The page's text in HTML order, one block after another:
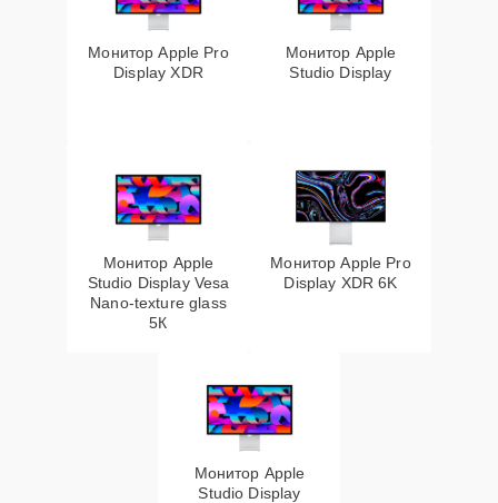
Монитор Apple Pro
Display XDR
Монитор Apple
Studio Display
Монитор Apple
Studio Display Vesa
Nano-texture glass
5К
Монитор Apple Pro
Display XDR 6K
Монитор Apple
Studio Display